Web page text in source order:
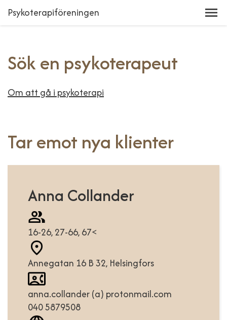
Psykoterapiföreningen
Sök en psykoterapeut
Om att gå i psykoterapi
Tar emot nya klienter
Anna Collander
16-26, 27-66, 67<
Annegatan 16 B 32, Helsingfors
anna.collander (a) protonmail.com
040 5879508